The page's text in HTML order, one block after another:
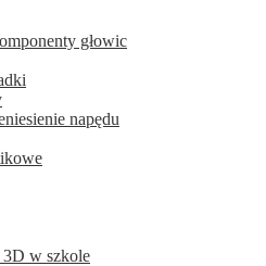
głowic
napędu
w szkole